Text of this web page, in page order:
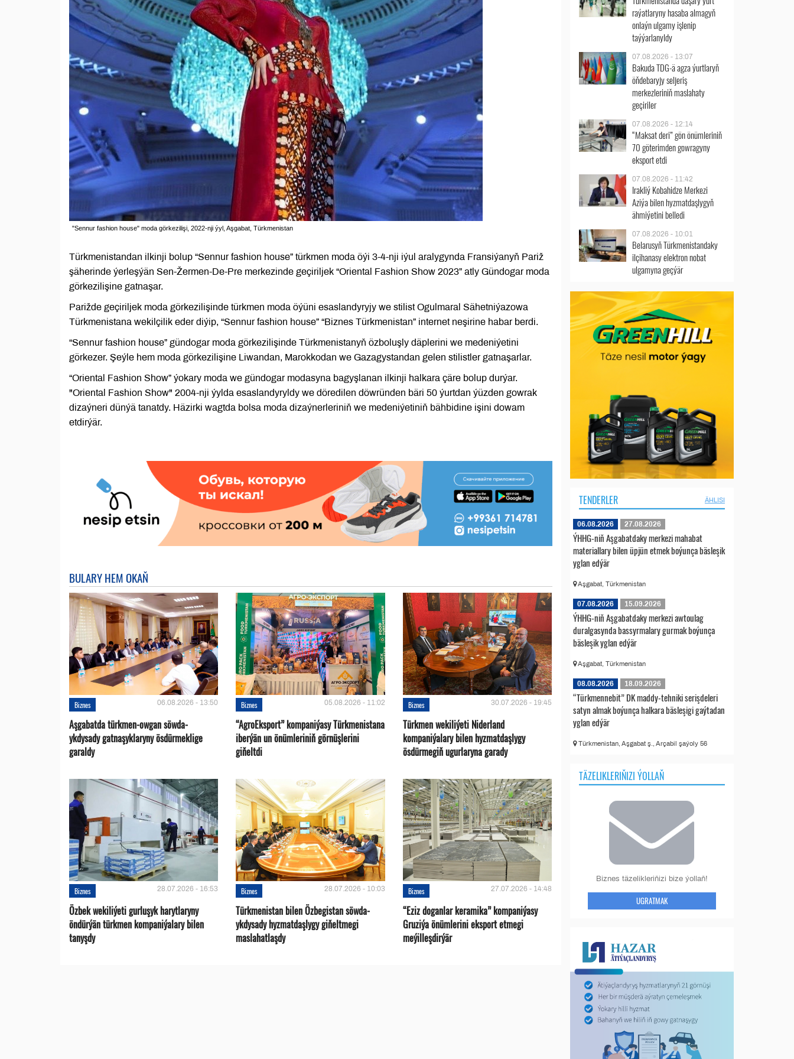
"Sennur fashion house" moda görkezilişi, 2022-nji ýyl, Aşgabat, Türkmenistan
Türkmenistandan ilkinji bolup “Sennur fashion house” türkmen moda öýi 3-4-nji iýul aralygynda Fransiýanyň Pariž
şäherinde ýerleşýän Sen-Žermen-De-Pre merkezinde geçiriljek “Oriental Fashion Show 2023” atly Gündogar moda
görkezilişine gatnaşar.
Parižde geçiriljek moda görkezilişinde türkmen moda öýüni esaslandyryjy we stilist Ogulmaral Sähetniýazowa
Türkmenistana wekilçilik eder diýip, “Sennur fashion house” “Biznes Türkmenistan” internet neşirine habar berdi.
“Sennur fashion house” gündogar moda görkezilişinde Türkmenistanyň özboluşly däplerini we medeniýetini
görkezer. Şeýle hem moda görkezilişine Liwandan, Marokkodan we Gazagystandan gelen stilistler gatnaşarlar.
“Oriental Fashion Show” ýokary moda we gündogar modasyna bagyşlanan ilkinji halkara çäre bolup durýar.
"Oriental Fashion Show" 2004-nji ýylda esaslandyryldy we döredilen döwründen bäri 50 ýurtdan ýüzden gowrak
dizaýneri dünýä tanatdy. Häzirki wagtda bolsa moda dizaýnerleriniň we medeniýetiniň bähbidine işini dowam
etdirýär.
BULARY HEM OKAŇ
Biznes 06.08.2026 - 13:50
Aşgabatda türkmen-owgan söwda-
ykdysady gatnaşyklaryny ösdürmeklige
garaldy
Biznes 05.08.2026 - 11:02
“AgroEksport” kompaniýasy Türkmenistana
iberýän un önümleriniň görnüşlerini
giňeltdi
Biznes 30.07.2026 - 19:45
Türkmen wekiliýeti Niderland
kompaniýalary bilen hyzmatdaşlygy
ösdürmegiň ugurlaryna garady
Biznes 28.07.2026 - 16:53
Özbek wekiliýeti gurluşyk harytlaryny
öndürýän türkmen kompaniýalary bilen
tanyşdy
Biznes 28.07.2026 - 10:03
Türkmenistan bilen Özbegistan söwda-
ykdysady hyzmatdaşlygy giňeltmegi
maslahatlaşdy
Biznes 27.07.2026 - 14:48
“Eziz doganlar keramika” kompaniýasy
Gruziýa önümlerini eksport etmegi
meýilleşdirýär
raýatlaryny hasaba almagyň
onlaýn ulgamy işlenip
taýýarlanyldy
07.08.2026 - 13:07
Bakuda TDG-ä agza ýurtlaryň
öňdebaryjy seljeriş
merkezleriniň maslahaty
geçiriler
07.08.2026 - 12:14
“Maksat deri” gön önümleriniň
70 göterimden gowragyny
eksport etdi
07.08.2026 - 11:42
Irakliý Kobahidze Merkezi
Aziýa bilen hyzmatdaşlygyň
ähmiýetini belledi
07.08.2026 - 10:01
Belarusyň Türkmenistandaky
ilçihanasy elektron nobat
ulgamyna geçýär
TENDERLER ÄHLISI
06.08.2026 27.08.2026
ÝHHG-niň Aşgabatdaky merkezi mahabat
materiallary bilen üpjün etmek boýunça bäsleşik
yglan edýär
Aşgabat, Türkmenistan
07.08.2026 15.09.2026
ÝHHG-niň Aşgabatdaky merkezi awtoulag
duralgasynda bassyrmalary gurmak boýunça
bäsleşik yglan edýär
Aşgabat, Türkmenistan
08.08.2026 18.09.2026
“Türkmennebit” DK maddy-tehniki serişdeleri
satyn almak boýunça halkara bäsleşigi gaýtadan
yglan edýär
Türkmenistan, Aşgabat ş., Arçabil şaýoly 56
TÄZELIKLERIŇIZI ÝOLLAŇ
Biznes täzelikleriňizi bize ýollaň!
UGRATMAK